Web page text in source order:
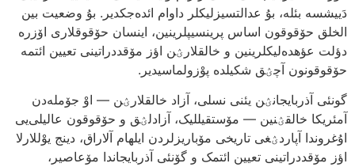
دَییشسه بئله‌، بۇ عدالتسیزلیکلر داوام ائده‌جکدیر. بۇ وضعیت بین
الخلق حۆقوقون اساس پرینسیپلرینین، اینسان حۆقوقلاری اۆزره
دؤلت عؤهده‌لیکلرینین و خالقلارؽن اؤز مۆقددراتینی تعیین ائتمه
حۆقوقونون آچؽق شکیلده پوْزولماسیدیر.
گونئی آذربایجانؽن یئنی نسلی، آزاد خالقلارؽن — اوْ جۆمله‌دن
آمئریکا خالقؽنین — مۆستقیللیک، آزادلؽق و حۆقوقون عالیلی‌یی
اۇغروندا آپاردؽغی تاریخی مۆباریزلردن ایلهام آلاراق، دینج یوْللارلا
اؤز مۆقددراتینی تعیین ائتمک و گۆنئی آذربایجاندا مۆعاصیر،